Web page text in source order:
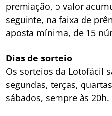
premiação, o valor
seguinte, na faixa de
aposta mínima, de 15
Dias de sorteio
Os sorteios da Lotofácil
segundas, terças,
sábados, sempre às 20h.